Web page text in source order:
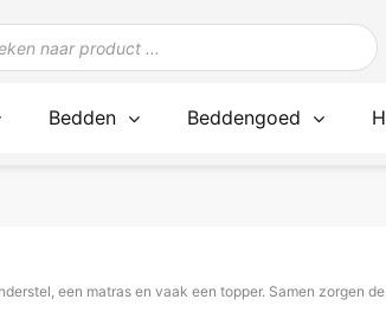
Bedden Beddengoed
een matras en vaak een topper. Samen zorgen